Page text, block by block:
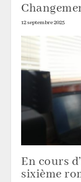
12 septembre 2025
En cours
sixième